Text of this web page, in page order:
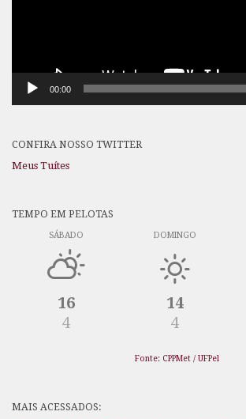
00:00
CONFIRA NOSSO TWITTER
Meus Tuítes
TEMPO EM PELOTAS
SÁBADO
16
4
DOMINGO
14
4
Fonte: CPPMet / UFPel
MAIS ACESSADOS: